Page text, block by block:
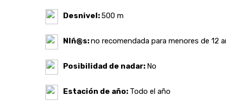
Desnivel:500 m
NIñ@s:no recomendada para menores de 12
Posibilidad de nadar: No
Estación de año: Todo el año